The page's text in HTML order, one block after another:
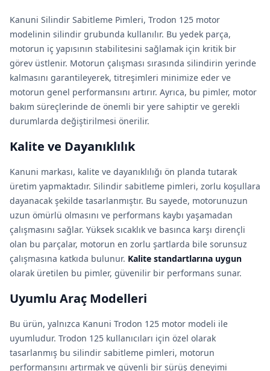
Kanuni Silindir Sabitleme Pimleri, Trodon 125 motor
modelinin silindir grubunda kullanılır. Bu yedek parça,
motorun iç yapısının stabilitesini sağlamak için kritik bir
görev üstlenir. Motorun çalışması sırasında silindirin yerinde
kalmasını garantileyerek, titreşimleri minimize eder ve
motorun genel performansını artırır. Ayrıca, bu pimler, motor
bakım süreçlerinde de önemli bir yere sahiptir ve gerekli
durumlarda değiştirilmesi önerilir.
Kalite ve Dayanıklılık
Kanuni markası, kalite ve dayanıklılığı ön planda tutarak
üretim yapmaktadır. Silindir sabitleme pimleri, zorlu koşullara
dayanacak şekilde tasarlanmıştır. Bu sayede, motorunuzun
uzun ömürlü olmasını ve performans kaybı yaşamadan
çalışmasını sağlar. Yüksek sıcaklık ve basınca karşı dirençli
olan bu parçalar, motorun en zorlu şartlarda bile sorunsuz
çalışmasına katkıda bulunur. Kalite standartlarına uygun
olarak üretilen bu pimler, güvenilir bir performans sunar.
Uyumlu Araç Modelleri
Bu ürün, yalnızca Kanuni Trodon 125 motor modeli ile
uyumludur. Trodon 125 kullanıcıları için özel olarak
tasarlanmış bu silindir sabitleme pimleri, motorun
performansını artırmak ve güvenli bir sürüş deneyimi